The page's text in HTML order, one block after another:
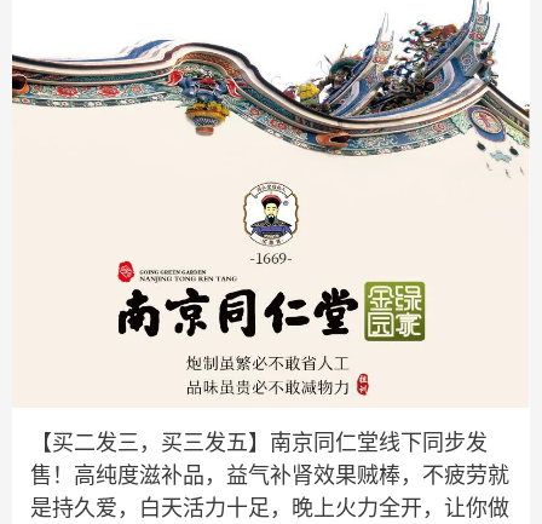
【买二发三，买三发五】南京同仁堂线下同步发
售！高纯度滋补品，益气补肾效果贼棒，不疲劳就
是持久爱，白天活力十足，晚上火力全开，让你做